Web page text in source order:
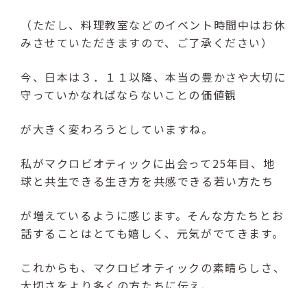
（ただし、料理教室などのイベント時間中はお休
みさせていただきますので、ご了承ください）
今、日本は３．１１以降、本当の豊かさや大切に
守っていかなればならないことの価値観
が大きく変わろうとしていますね。
私がマクロビオティックに出会って25年目、地
球と共生できる生き方を共感できる若い方たち
が増えているように感じます。そんな方たちとお
話することはとても嬉しく、元気がでてきます。
これからも、マクロビオティックの素晴らしさ、